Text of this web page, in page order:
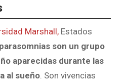
Marshall, Estados
son un grupo
aparecidas durante las
al sueño . Son vivencias